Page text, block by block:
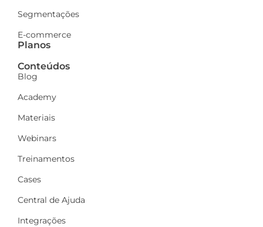
Segmentações
E-commerce
Planos
Conteúdos
Blog
Academy
Materiais
Webinars
Treinamentos
Cases
Central de Ajuda
Integrações